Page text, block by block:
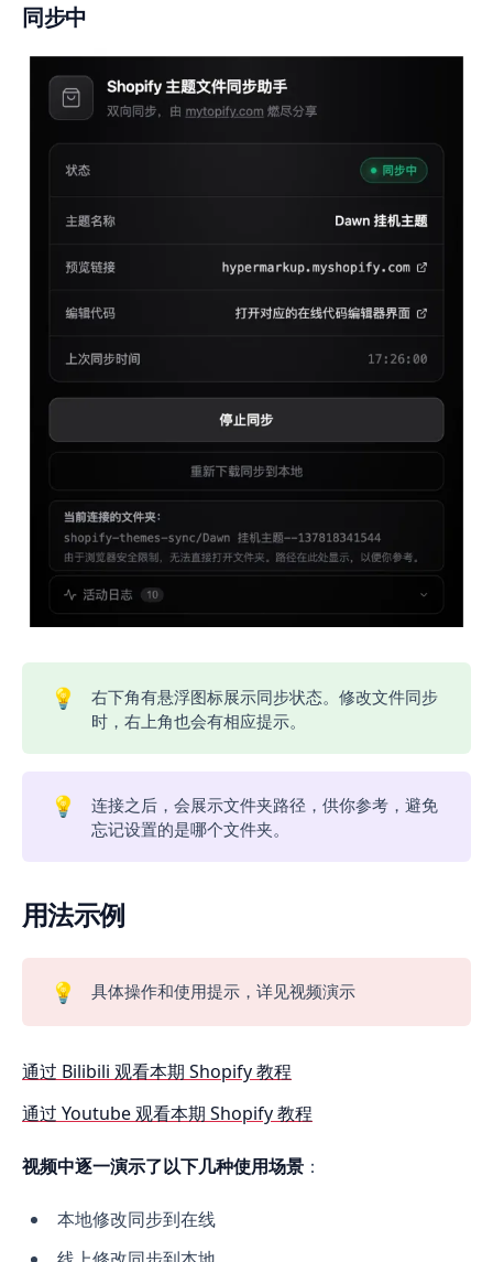
同步中
💡
右下角有悬浮图标展示同步状态。修改文件同步
时，右上角也会有相应提示。
💡
连接之后，会展示文件夹路径，供你参考，避免
忘记设置的是哪个文件夹。
用法示例
💡 具体操作和使用提示，详见视频演示
通过 Bilibili 观看本期 Shopify 教程
通过 Youtube 观看本期 Shopify 教程
视频中逐一演示了以下几种使用场景 ：
本地修改同步到在线